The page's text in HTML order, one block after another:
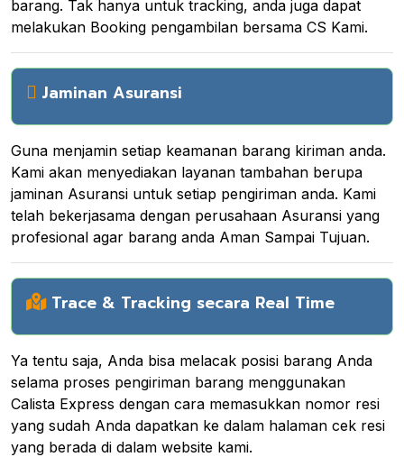
barang. Tak hanya untuk tracking, anda juga dapat
melakukan Booking pengambilan bersama CS Kami.
Jaminan Asuransi
Guna menjamin setiap keamanan barang kiriman anda.
Kami akan menyediakan layanan tambahan berupa
jaminan Asuransi untuk setiap pengiriman anda. Kami
telah bekerjasama dengan perusahaan Asuransi yang
profesional agar barang anda Aman Sampai Tujuan.
Trace & Tracking secara Real Time
Ya tentu saja, Anda bisa melacak posisi barang Anda
selama proses pengiriman barang menggunakan
Calista Express dengan cara memasukkan nomor resi
yang sudah Anda dapatkan ke dalam halaman cek resi
yang berada di dalam website kami.